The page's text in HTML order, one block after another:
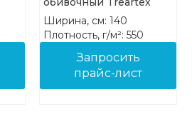
8212-37
Ширина, см: 140
Плотность, г/м²: 550
Запросить
прайс-лист